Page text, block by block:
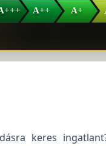
A++ A+
keres